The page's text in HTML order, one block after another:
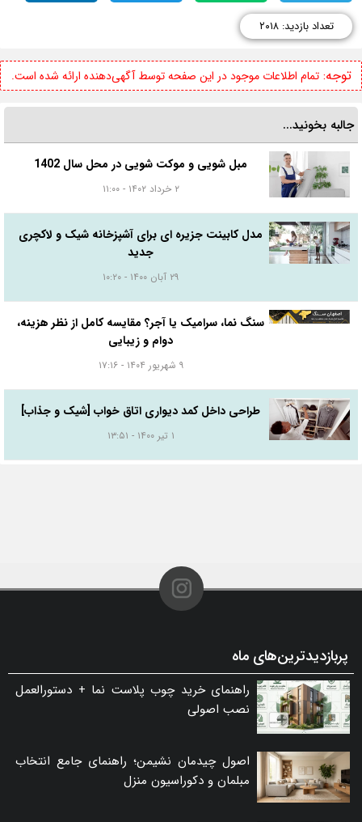
تعداد بازدید: ۲۰۱۸
توجه:تمام اطلاعات موجود در این صفحه توسط آگهی‌دهنده ارائه شده است.
جالبه بخونید...
مبل شویی و موکت شویی در محل سال 1402
مدل کابینت جزیره ای برای آشپزخانه شیک و لاکچری
جدید
۲۹ آبان ۱۴۰۰ - ۱۰:۲۰
سنگ نما، سرامیک یا آجر؟ مقایسه کامل از نظر هزینه،
دوام و زیبایی
طراحی داخل کمد دیواری اتاق خواب [شیک و جذاب]
پربازدیدترین‌های ماه
راهنمای خرید چوب پلاست نما + دستورالعمل
نصب اصولی
اصول چیدمان نشیمن؛ راهنمای جامع انتخاب
مبلمان و دکوراسیون منزل